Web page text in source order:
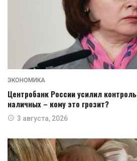
ЭКОНОМИКА
Центробанк России усилил
наличных – кому это грозит?
3 августа, 2026